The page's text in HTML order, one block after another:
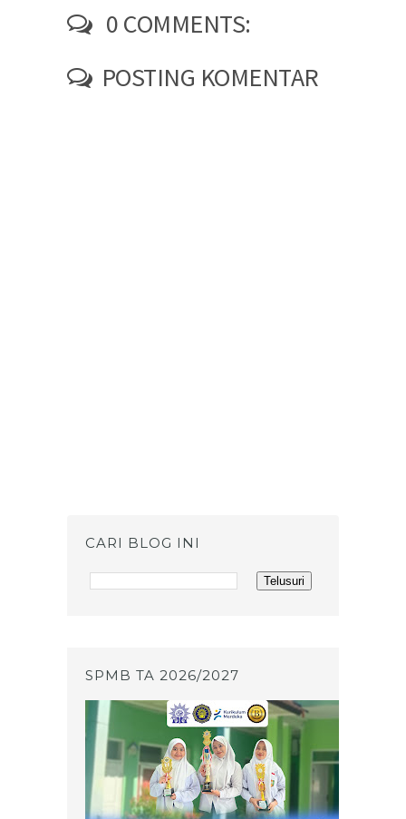
0 COMMENTS:
POSTING KOMENTAR
CARI BLOG INI
SPMB TA 2026/2027